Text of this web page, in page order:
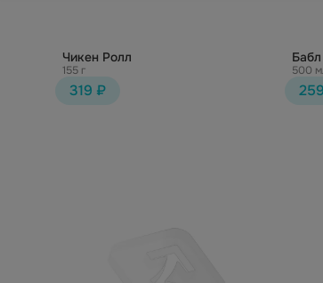
Чикен Ролл
155 г
319 ₽
500